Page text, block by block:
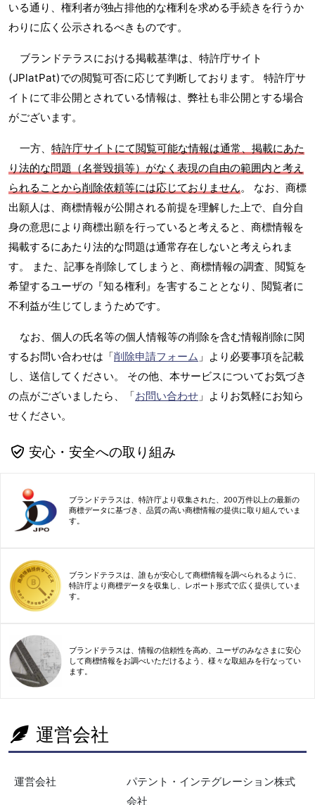
いる通り、権利者が独占排他的な権利を求める手続きを行うか
わりに広く公示されるべきものです。
ブランドテラスにおける掲載基準は、特許庁サイト
(JPlatPat)での閲覧可否に応じて判断しております。 特許庁サ
イトにて非公開とされている情報は、弊社も非公開とする場合
がございます。
一方、 特許庁サイトにて閲覧可能な情報は通常、掲載にあた
り法的な問題（名誉毀損等）がなく表現の自由の範囲内と考え
られることから削除依頼等には応じておりません。 なお、商標
出願人は、商標情報が公開される前提を理解した上で、自分自
身の意思により商標出願を行っていると考えると、商標情報を
掲載するにあたり法的な問題は通常存在しないと考えられま
す。 また、記事を削除してしまうと、商標情報の調査、閲覧を
希望するユーザの『知る権利』を害することとなり、閲覧者に
不利益が生じてしまうためです。
なお、個人の氏名等の個人情報等の削除を含む情報削除に関
するお問い合わせは「削除申請フォーム 」より必要事項を記載
し、送信してください。 その他、本サービスについてお気づき
の点がございましたら、「お問い合わせ 」よりお気軽にお知ら
せください。
安心・安全への取り組み
ブランドテラスは、特許庁より収集された、200万件以上の最新の
商標データに基づき、品質の高い商標情報の提供に取り組んでいま
す。
ブランドテラスは、誰もが安心して商標情報を調べられるように、
特許庁より商標データを収集し、レポート形式で広く提供していま
す。
ブランドテラスは、情報の信頼性を高め、ユーザのみなさまに安心
して商標情報をお調べいただけるよう、様々な取組みを行なってい
ます。
運営会社
運営会社
パテント・インテグレーション株式
会社